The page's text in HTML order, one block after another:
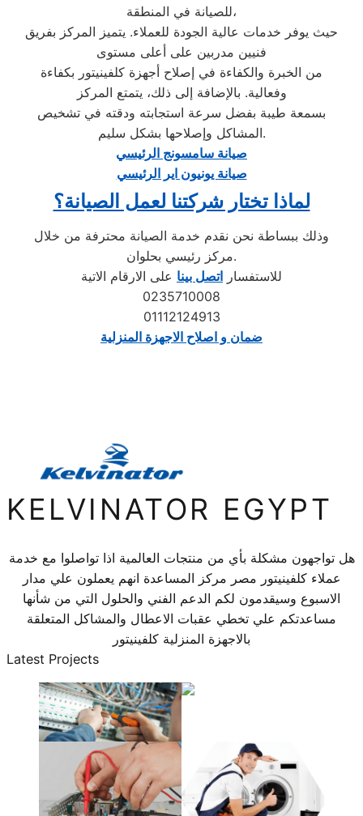
للصيانة في المنطقة،
حيث يوفر خدمات عالية الجودة للعملاء. يتميز المركز بفريق
فنيين مدربين على أعلى مستوى
من الخبرة والكفاءة في إصلاح أجهزة كلفينيتور بكفاءة
وفعالية. بالإضافة إلى ذلك، يتمتع المركز
بسمعة طيبة بفضل سرعة استجابته ودقته في تشخيص
المشاكل وإصلاحها بشكل سليم.
صيانة سامسونج الرئيسي
صيانة يونيون اير الرئيسي
لماذا تختار شركتنا لعمل الصيانة؟
وذلك ببساطة نحن نقدم خدمة الصيانة محترفة من خلال
مركز رئيسي بحلوان.
للاستفسار اتصل بينا على الارقام الاتية
0235710008
01112124913
ضمان و اصلاح الاجهزة المنزلية
KELVINATOR EGYPT
هل تواجهون مشكلة بأي من منتجات العالمية اذا تواصلوا مع خدمة
عملاء كلفينيتور مصر مركز المساعدة انهم يعملون علي مدار
الاسبوع وسيقدمون لكم الدعم الفني والحلول التي من شأنها
مساعدتكم علي تخطي عقبات الاعطال والمشاكل المتعلقة
بالاجهزة المنزلية كلفينيتور
Latest Projects